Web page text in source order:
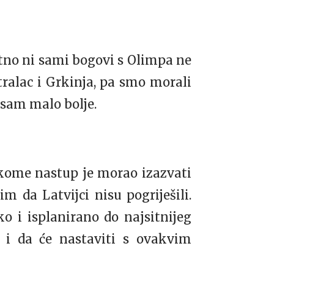
ni sami bogovi s Olimpa ne
i Grkinja, pa smo morali
malo bolje.
nastup je morao izazvati
da Latvijci nisu pogriješili.
i isplanirano do najsitnijeg
i da će nastaviti s ovakvim